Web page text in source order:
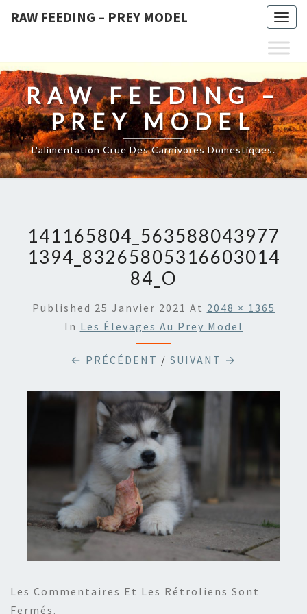
RAW FEEDING – PREY MODEL
RAW FEEDING –
PREY MODEL
L'alimentation Crue Des Carnivores Domestiques.
141165804_563588043977
1394_83265805316603014
84_O
Published 25 Janvier 2021 At 2048 × 1365
In Les Élevages Au Prey Model
← PRÉCÉDENT / SUIVANT →
Les Commentaires Et Les Rétroliens Sont
Fermés.